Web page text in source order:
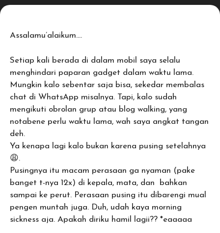
Assalamu’alaikum….
Setiap kali berada di dalam mobil saya selalu
menghindari paparan gadget dalam waktu lama.
Mungkin kalo sebentar saja bisa, sekedar membalas
chat di WhatsApp misalnya. Tapi, kalo sudah
mengikuti obrolan grup atau blog walking, yang
notabene perlu waktu lama, wah saya angkat tangan
deh.
Ya kenapa lagi kalo bukan karena pusing setelahnya
😩.
Pusingnya itu macam perasaan ga nyaman (pake
banget t-nya 12x) di kepala, mata, dan bahkan
sampai ke perut. Perasaan pusing itu dibarengi mual
pengen muntah juga. Duh, udah kaya morning
sickness aja. Apakah diriku hamil lagii?? *eaaaaa